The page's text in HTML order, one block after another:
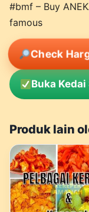
#bmf – Buy
famous
Check
Buka
Produk lain